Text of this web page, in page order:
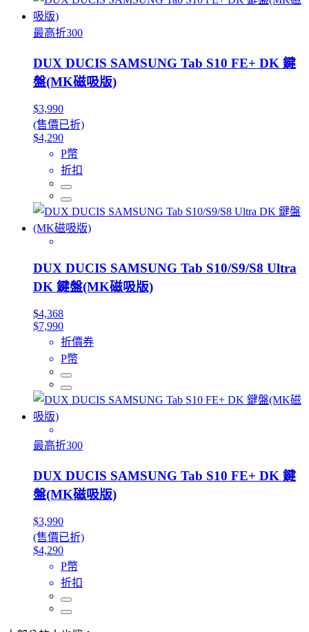
最高折300
DUX DUCIS SAMSUNG Tab S10 FE+ DK 鍵
盤(MK磁吸版)
$3,990
(售價已折)
$4,290
P幣
折扣
DUX DUCIS SAMSUNG Tab S10/S9/S8 Ultra
DK 鍵盤(MK磁吸版)
$4,368
$7,990
折價券
P幣
最高折300
DUX DUCIS SAMSUNG Tab S10 FE+ DK 鍵
盤(MK磁吸版)
$3,990
(售價已折)
$4,290
P幣
折扣